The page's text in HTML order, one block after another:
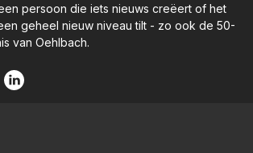
persoon die iets nieuws creëert of het
geheel nieuw niveau tilt - zo ook de 50-
van Oehlbach.